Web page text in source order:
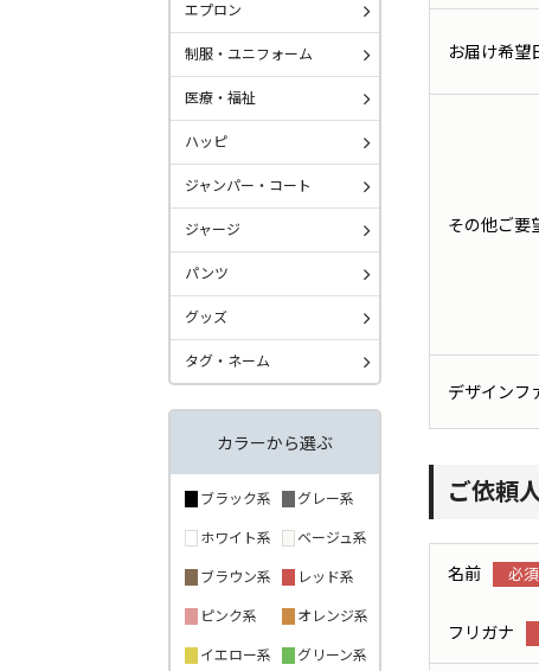
お届け希望
その他ご要
デザインフ
ご依頼
名前
フリガナ
エプロン
制服・ユニフォーム
医療・福祉
ハッピ
ジャンパー・コート
ジャージ
パンツ
グッズ
タグ・ネーム
カラーから選ぶ
ブラック系 グレー系
ホワイト系 ベージュ系
ブラウン系 レッド系
ピンク系 オレンジ系
イエロー系 グリーン系